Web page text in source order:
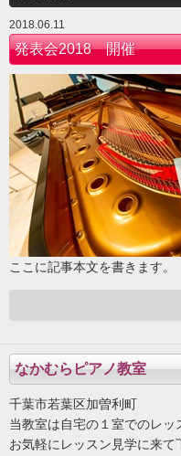
2018.06.11
発表会2018 開催
ここに記事本文を書きます。
なかむらピアノ教室
千葉市若葉区加曽利町
当教室は自宅の１室でのレ
お気軽にレッスン見学に来て